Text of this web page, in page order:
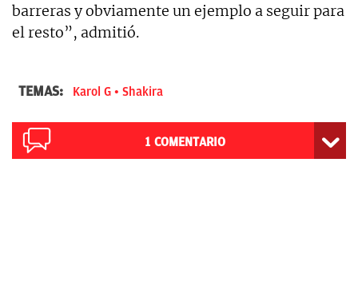
barreras y obviamente un ejemplo a seguir para
el resto”, admitió.
TEMAS: Karol G Shakira
1 COMENTARIO